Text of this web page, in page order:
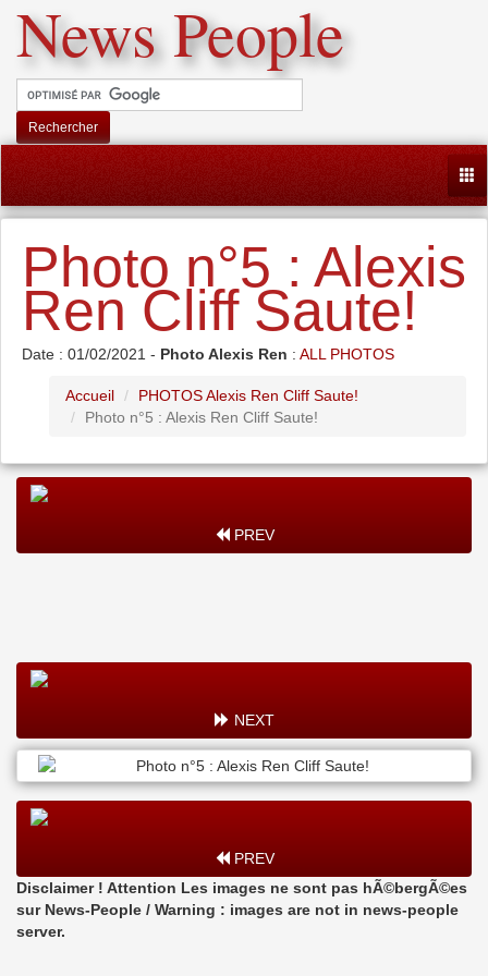
News People
Rechercher
Photo n°5 : Alexis
Ren Cliff Saute!
Date : 01/02/2021 - Photo Alexis Ren : ALL PHOTOS
Accueil
PHOTOS Alexis Ren Cliff Saute!
Photo n°5 : Alexis Ren Cliff Saute!
PREV
NEXT
PREV
Disclaimer ! Attention Les images ne sont pas hÃ©bergÃ©es
sur News-People / Warning : images are not in news-people
server.